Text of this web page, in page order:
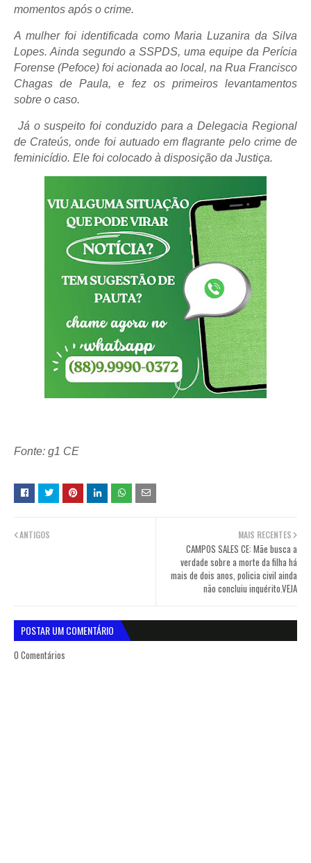
momentos após o crime.
A mulher foi identificada como Maria Luzanira da Silva
Lopes. Ainda segundo a SSPDS, uma equipe da Perícia
Forense (Pefoce) foi acionada ao local, na Rua Francisco
Chagas de Paula, e fez os primeiros levantamentos
sobre o caso.
Já o suspeito foi conduzido para a Delegacia Regional
de Crateús, onde foi autuado em flagrante pelo crime de
feminicídio. Ele foi colocado à disposição da Justiça.
Fonte: g1 CE
MAIS RECENTES
CAMPOS SALES CE: Mãe busca a
verdade sobre a morte da filha há
mais de dois anos, policia civil ainda
não concluiu inquérito.VEJA
ANTIGOS
POSTAR UM COMENTÁRIO
0 Comentários